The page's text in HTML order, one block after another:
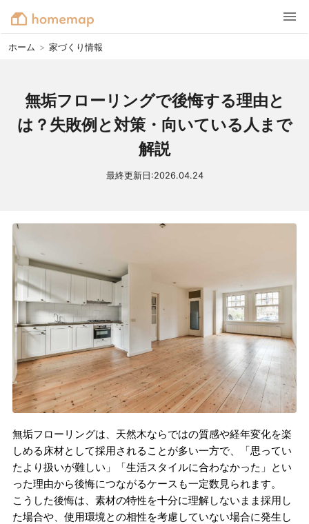
ホーム > 家づくり情報
無垢フローリングで後悔する理由と
は？失敗例と対策・向いている人まで
解説
最終更新日:2026.04.24
無垢フローリングは、天然木ならではの質感や経年変化を楽
しめる床材として採用されることが多い一方で、「思ってい
たより扱いが難しい」「生活スタイルに合わなかった」とい
った理由から後悔につながるケースも一定数見られます。
こうした後悔は、素材の特性を十分に理解しないまま採用し
た場合や、使用環境との相性を考慮していない場合に発生し